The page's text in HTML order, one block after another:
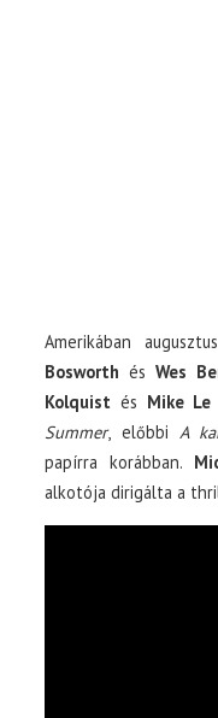
Amerikában
Bosworth ésWes
Kolquist és Mike Le
Summer, előbbi A
papírra korábban.
alkotója dirigálta a